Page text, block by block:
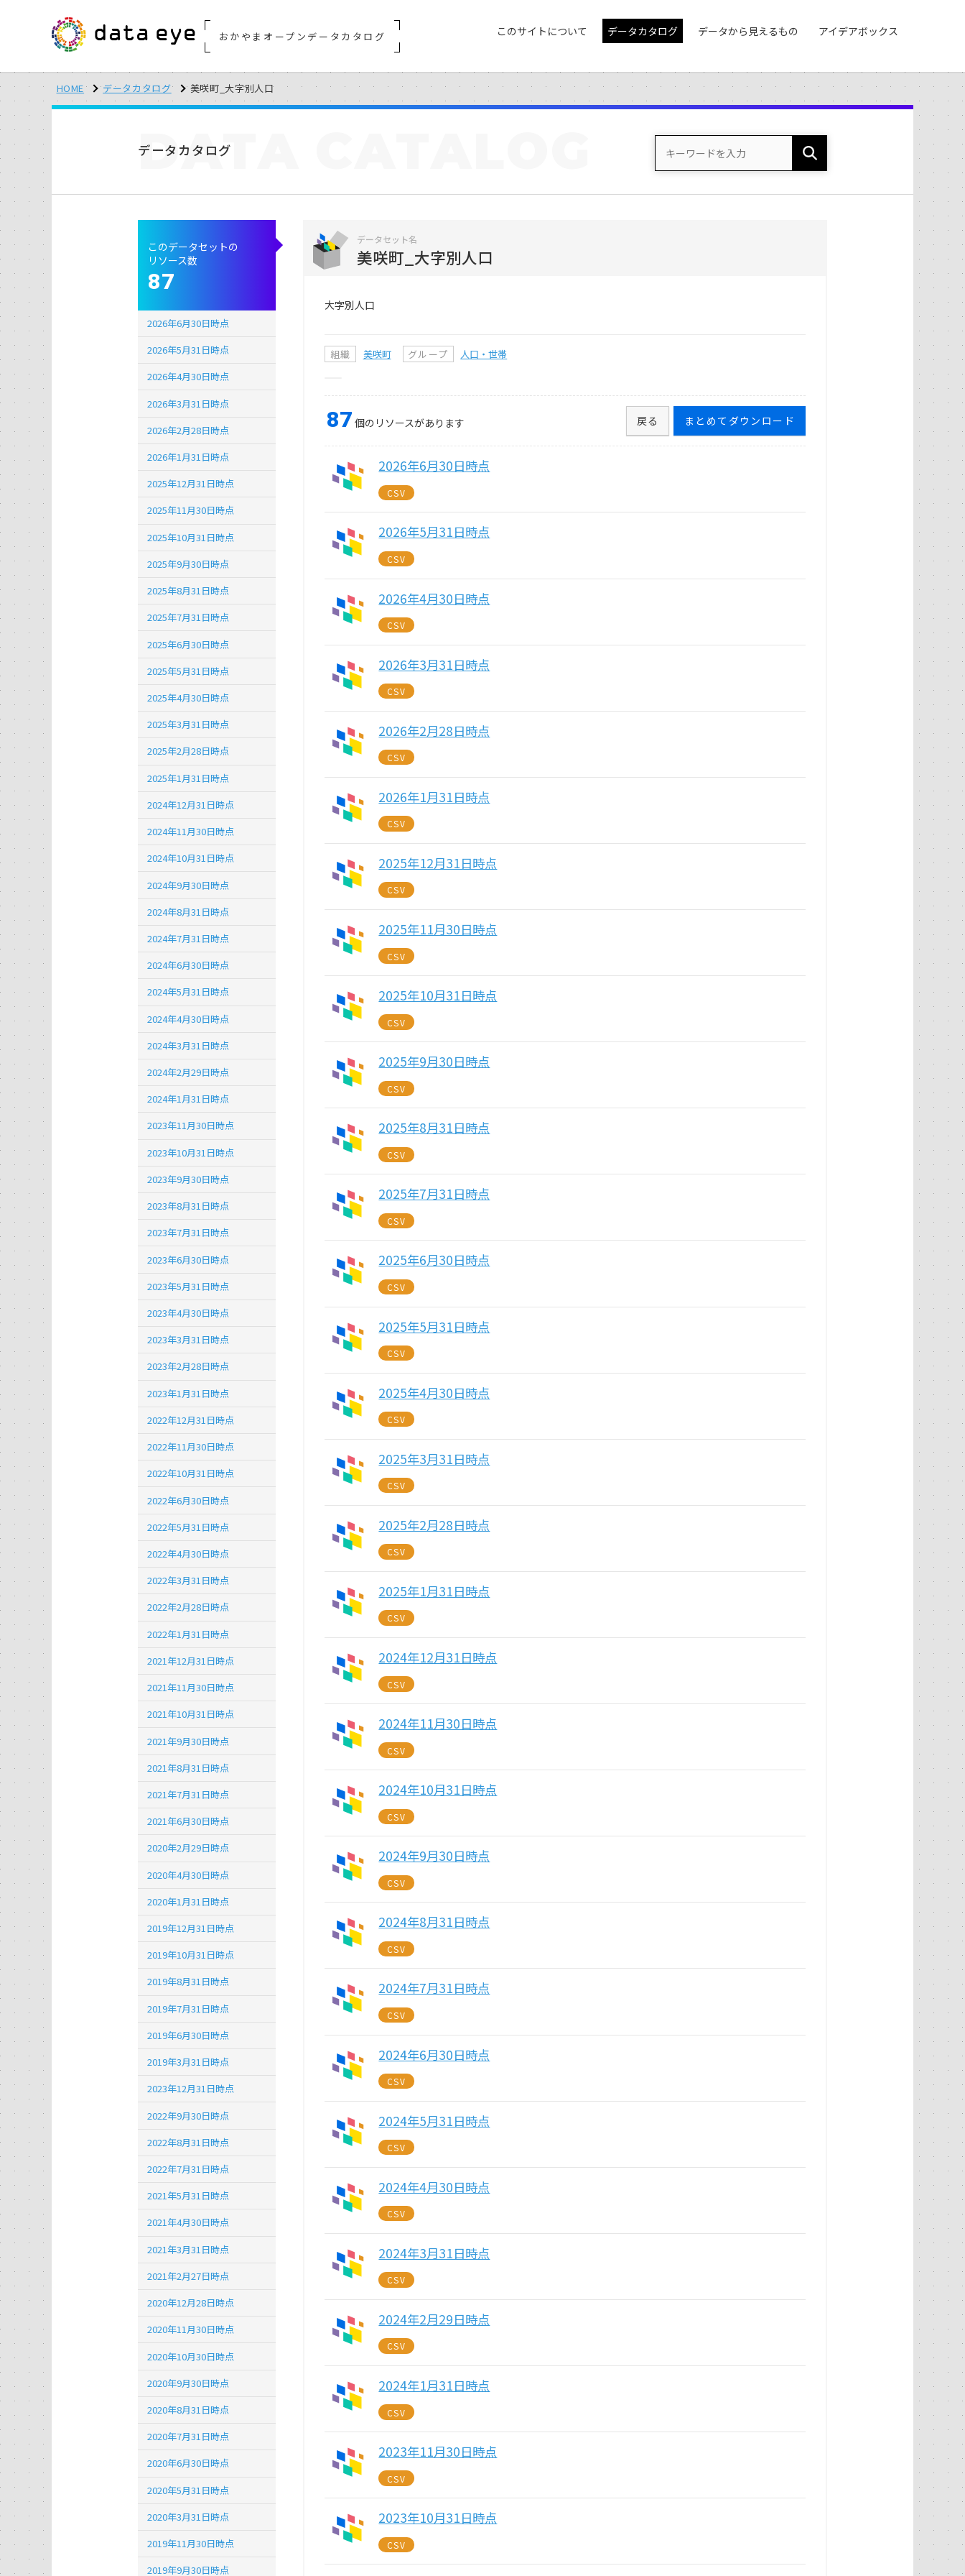
おかやまオープンデータカタログ このサイトについて データカタログ データから見えるもの アイデアボックス
HOME データカタログ 美咲町_大字別人口
データカタログ
DATA
データセット名
美咲町_大字別人口
大字別人口
組織 美咲町 グループ 人口・世帯
87 個のリソースがあります まとめてダウンロード
戻る
2026年6月30日時点
CSV
2026年5月31日時点
CSV
2026年4月30日時点
CSV
2026年3月31日時点
CSV
2026年2月28日時点
CSV
2026年1月31日時点
CSV
2025年12月31日時点
CSV
2025年11月30日時点
CSV
2025年10月31日時点
CSV
2025年9月30日時点
CSV
2025年8月31日時点
CSV
2025年7月31日時点
CSV
2025年6月30日時点
CSV
2025年5月31日時点
CSV
2025年4月30日時点
CSV
2025年3月31日時点
CSV
2025年2月28日時点
CSV
2025年1月31日時点
CSV
2024年12月31日時点
CSV
2024年11月30日時点
CSV
2024年10月31日時点
CSV
2024年9月30日時点
CSV
2024年8月31日時点
CSV
2024年7月31日時点
CSV
2024年6月30日時点
CSV
2024年5月31日時点
CSV
2024年4月30日時点
CSV
2024年3月31日時点
CSV
2024年2月29日時点
CSV
2024年1月31日時点
CSV
2023年11月30日時点
CSV
2023年10月31日時点
CSV
このデータセットの
リソース数
87
2026年6月30日時点
2026年5月31日時点
2026年4月30日時点
2026年3月31日時点
2026年2月28日時点
2026年1月31日時点
2025年12月31日時点
2025年11月30日時点
2025年10月31日時点
2025年9月30日時点
2025年8月31日時点
2025年7月31日時点
2025年6月30日時点
2025年5月31日時点
2025年4月30日時点
2025年3月31日時点
2025年2月28日時点
2025年1月31日時点
2024年12月31日時点
2024年11月30日時点
2024年10月31日時点
2024年9月30日時点
2024年8月31日時点
2024年7月31日時点
2024年6月30日時点
2024年5月31日時点
2024年4月30日時点
2024年3月31日時点
2024年2月29日時点
2024年1月31日時点
2023年11月30日時点
2023年10月31日時点
2023年9月30日時点
2023年8月31日時点
2023年7月31日時点
2023年6月30日時点
2023年5月31日時点
2023年4月30日時点
2023年3月31日時点
2023年2月28日時点
2023年1月31日時点
2022年12月31日時点
2022年11月30日時点
2022年10月31日時点
2022年6月30日時点
2022年5月31日時点
2022年4月30日時点
2022年3月31日時点
2022年2月28日時点
2022年1月31日時点
2021年12月31日時点
2021年11月30日時点
2021年10月31日時点
2021年9月30日時点
2021年8月31日時点
2021年7月31日時点
2021年6月30日時点
2020年2月29日時点
2020年4月30日時点
2020年1月31日時点
2019年12月31日時点
2019年10月31日時点
2019年8月31日時点
2019年7月31日時点
2019年6月30日時点
2019年3月31日時点
2023年12月31日時点
2022年9月30日時点
2022年8月31日時点
2022年7月31日時点
2021年5月31日時点
2021年4月30日時点
2021年3月31日時点
2021年2月27日時点
2020年12月28日時点
2020年11月30日時点
2020年10月30日時点
2020年9月30日時点
2020年8月31日時点
2020年7月31日時点
2020年6月30日時点
2020年5月31日時点
2020年3月31日時点
2019年11月30日時点
2019年9月30日時点